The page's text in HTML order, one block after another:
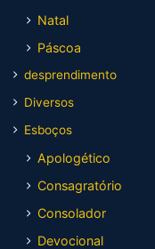
Natal
Páscoa
desprendimento
Diversos
Esboços
Apologético
Consagratório
Consolador
Devocional